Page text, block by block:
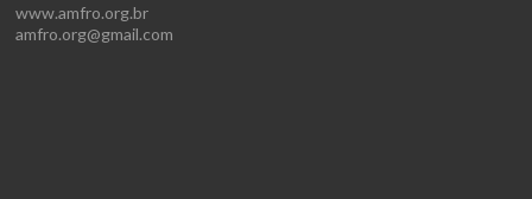
www.amfro.org.br
amfro.org@gmail.com